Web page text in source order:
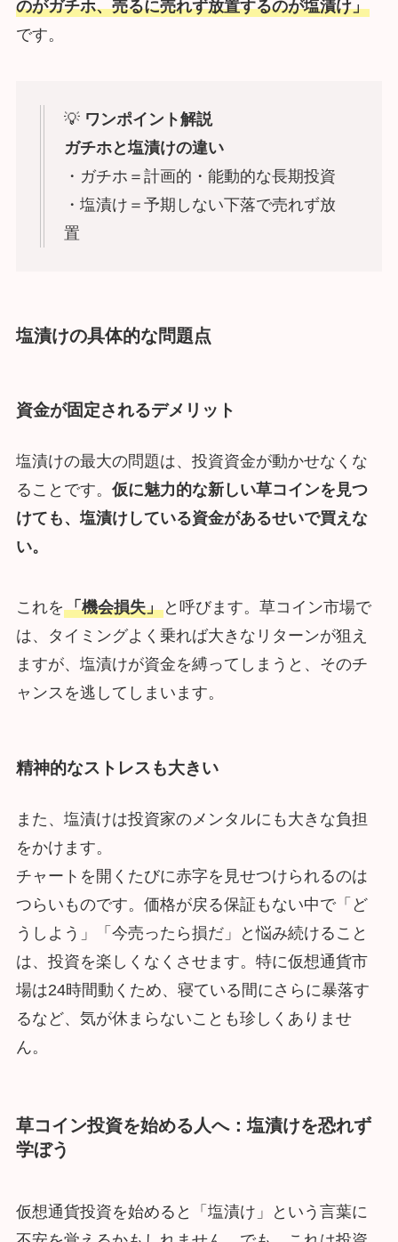
のがガチホ、売るに売れず放置するのが塩漬け」
です。
💡 ワンポイント解説
ガチホと塩漬けの違い
・ガチホ＝計画的・能動的な長期投資
・塩漬け＝予期しない下落で売れず放
置
塩漬けの具体的な問題点
資金が固定されるデメリット
塩漬けの最大の問題は、投資資金が動かせなくな
ることです。 仮に魅力的な新しい草コインを見つ
けても、塩漬けしている資金があるせいで買えな
い。
これを「機会損失」と呼びます。草コイン市場で
は、タイミングよく乗れば大きなリターンが狙え
ますが、塩漬けが資金を縛ってしまうと、そのチ
ャンスを逃してしまいます。
精神的なストレスも大きい
また、塩漬けは投資家のメンタルにも大きな負担
をかけます。
チャートを開くたびに赤字を見せつけられるのは
つらいものです。価格が戻る保証もない中で「ど
うしよう」「今売ったら損だ」と悩み続けること
は、投資を楽しくなくさせます。特に仮想通貨市
場は24時間動くため、寝ている間にさらに暴落す
るなど、気が休まらないことも珍しくありませ
ん。
草コイン投資を始める人へ：塩漬けを恐れず
学ぼう
仮想通貨投資を始めると「塩漬け」という言葉に